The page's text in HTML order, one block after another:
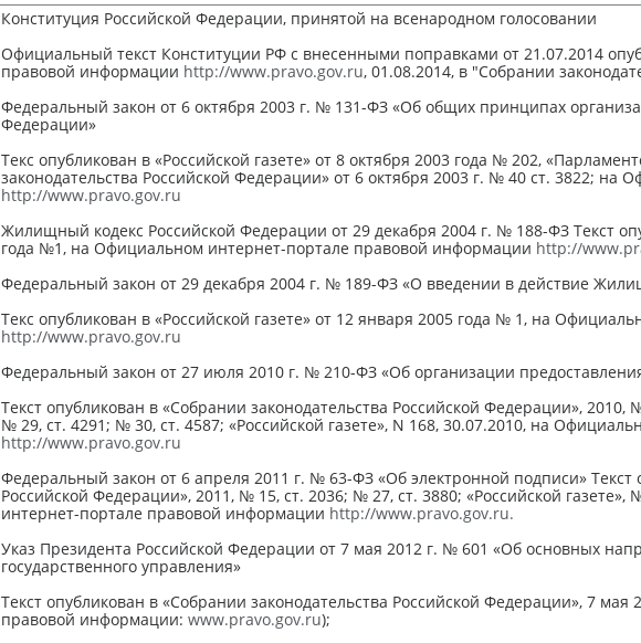
Конституция Российской Федерации, принятой на всенародном голосовании
Официальный текст Конституции РФ с внесенными поправками от 21.07.2014
правовой информации http://www.pravo.gov.ru, 01.08.2014, в "Собрании
Федеральный закон от 6 октября 2003 г. № 131-ФЗ «Об общих принципах
Федерации»
Текс опубликован в «Российской газете» от 8 октября 2003 года № 202,
законодательства Российской Федерации» от 6 октября 2003 г. № 40 ст. 3822;
http://www.pravo.gov.ru
Жилищный кодекс Российской Федерации от 29 декабря 2004 г. № 188-ФЗ Текст
года №1, на Официальном интернет-портале правовой информации http://
Федеральный закон от 29 декабря 2004 г. № 189-ФЗ «О введении в действие
Текс опубликован в «Российской газете» от 12 января 2005 года № 1, на
http://www.pravo.gov.ru
Федеральный закон от 27 июля 2010 г. № 210-ФЗ «Об организации
Текст опубликован в «Собрании законодательства Российской Федерации»,
№ 29, ст. 4291; № 30, ст. 4587; «Российской газете», N 168, 30.07.2010, на
http://www.pravo.gov.ru
Федеральный закон от 6 апреля 2011 г. № 63-ФЗ «Об электронной подписи» Текст
Российской Федерации», 2011, № 15, ст. 2036; № 27, ст. 3880; «Российской
интернет-портале правовой информации http://www.pravo.gov.ru.
Указ Президента Российской Федерации от 7 мая 2012 г. № 601 «Об основных
государственного управления»
Текст опубликован в «Собрании законодательства Российской Федерации», 7
правовой информации: www.pravo.gov.ru);